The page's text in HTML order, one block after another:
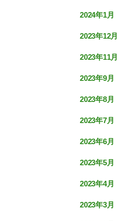
2024年1月
2023年12月
2023年11月
2023年9月
2023年8月
2023年7月
2023年6月
2023年5月
2023年4月
2023年3月